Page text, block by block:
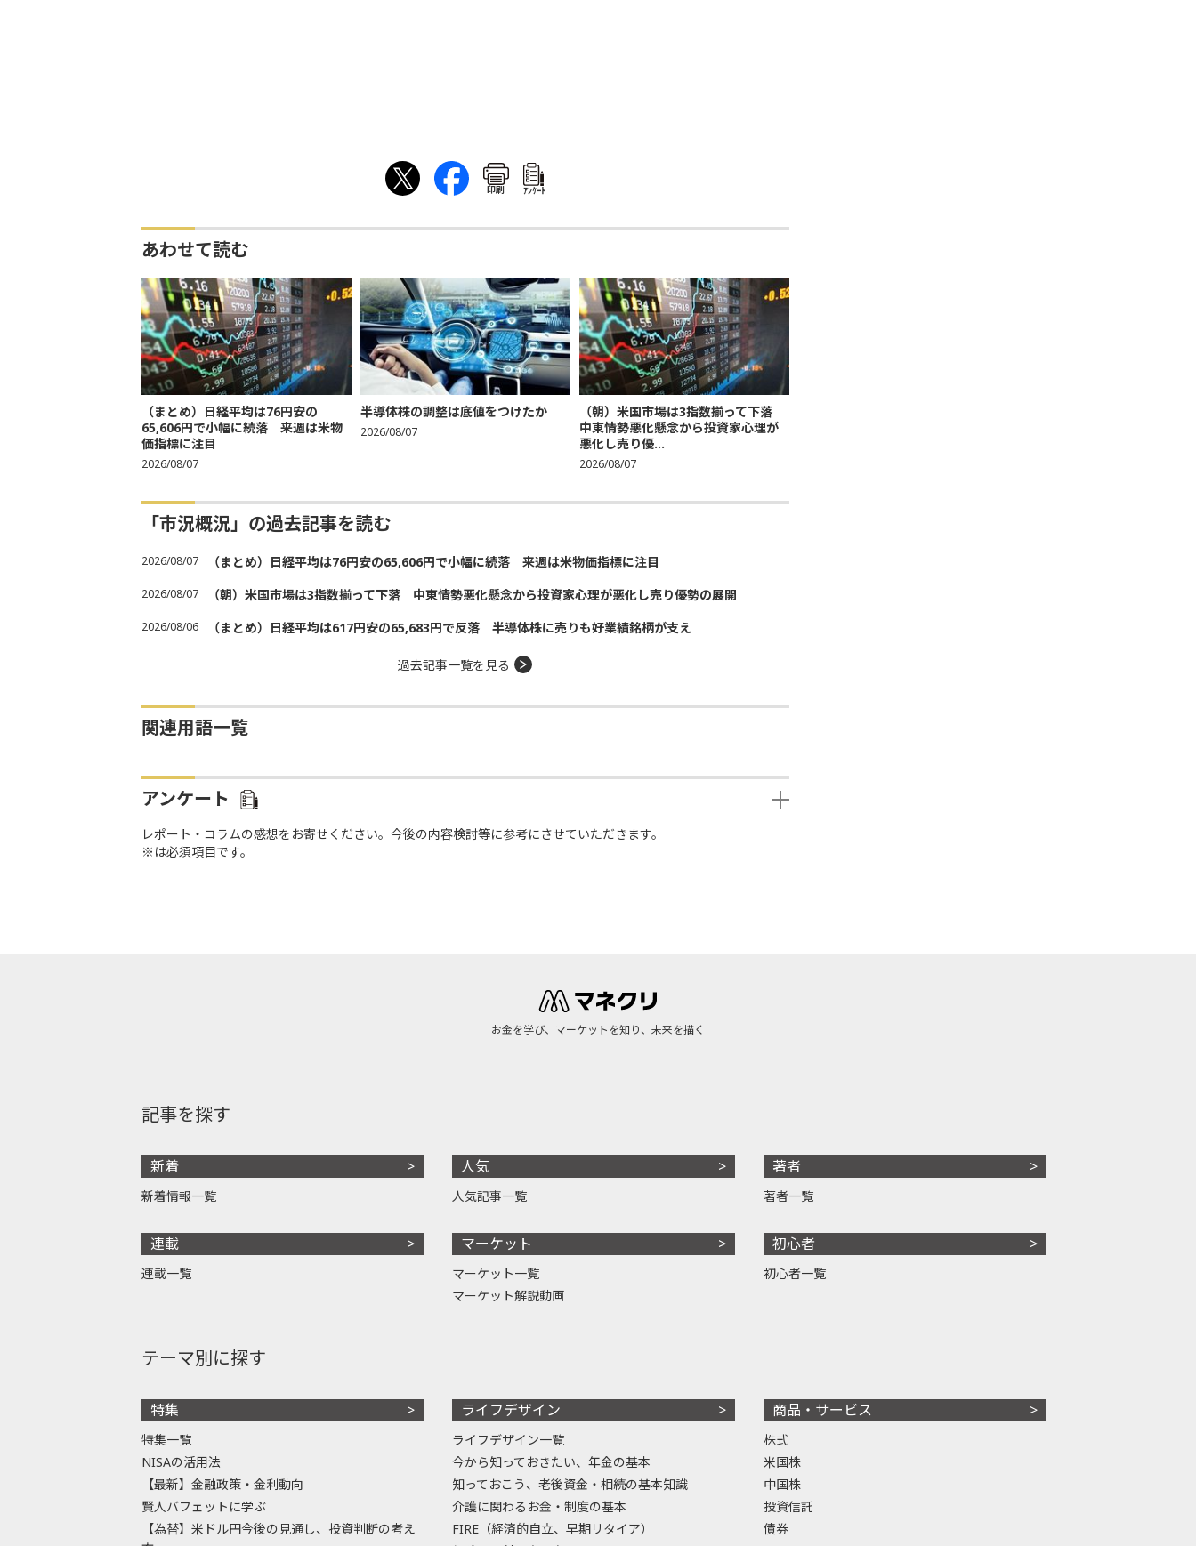
印刷 ｱﾝｹｰﾄ
あわせて読む
（まとめ）日経平均は76円安の
65,606円で小幅に続落 来週は米物
価指標に注目
2026/08/07
半導体株の調整は底値をつけたか
2026/08/07
（朝）米国市場は3指数揃って下落
中東情勢悪化懸念から投資家心理が
悪化し売り優...
2026/08/07
「市況概況」の過去記事を読む
2026/08/07 （まとめ）日経平均は76円安の65,606円で小幅に続落 来週は米物価指標に注目
2026/08/07 （朝）米国市場は3指数揃って下落 中東情勢悪化懸念から投資家心理が悪化し売り優勢の展開
2026/08/06 （まとめ）日経平均は617円安の65,683円で反落 半導体株に売りも好業績銘柄が支え
過去記事一覧を見る
関連用語一覧
アンケート
レポート・コラムの感想をお寄せください。今後の内容検討等に参考にさせていただきます。
※は必須項目です。
お金を学び、マーケットを知り、未来を描く
記事を探す
新着
新着情報一覧
連載
連載一覧
人気
人気記事一覧
マーケット
マーケット一覧
マーケット解説動画
著者
著者一覧
初心者
初心者一覧
テーマ別に探す
特集
特集一覧
NISAの活用法
【最新】金融政策・金利動向
賢人バフェットに学ぶ
【為替】米ドル円今後の見通し、投資判断の考え
ライフデザイン
ライフデザイン一覧
今から知っておきたい、年金の基本
知っておこう、老後資金・相続の基本知識
介護に関わるお金・制度の基本
FIRE（経済的自立、早期リタイア）
商品・サービス
株式
米国株
中国株
投資信託
債券